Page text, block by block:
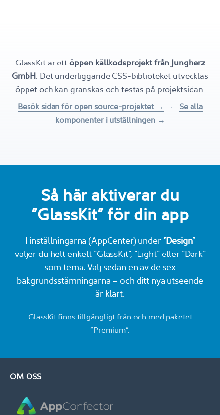
GlassKit är ett öppen källkodsprojekt från Jungherz
GmbH . Det underliggande CSS-biblioteket utvecklas
öppet och kan granskas och testas på projektsidan.
Besök sidan för open source-projektet → ·
Se alla
komponenter i utställningen →
Så här aktiverar du
”GlassKit” för din app
I inställningarna (AppCenter) under ”Design”
väljer du helt enkelt ”GlassKit”, ”Light” eller ”Dark”
som tema. Välj sedan en av de sex
bakgrundsstämningarna – och ditt nya utseende
är klart.
GlassKit finns tillgängligt från och med paketet
”Premium”.
OM OSS